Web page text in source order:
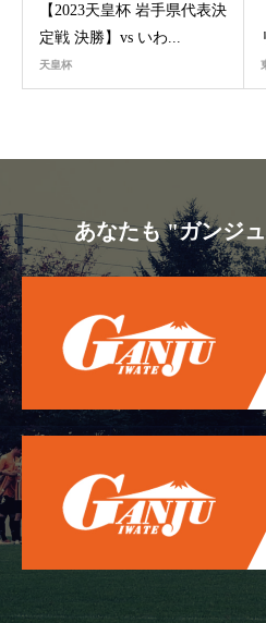
【2023天皇杯 岩手県代表決
定戦 決勝】vs いわ...
天皇杯
あなたも "ガンジ